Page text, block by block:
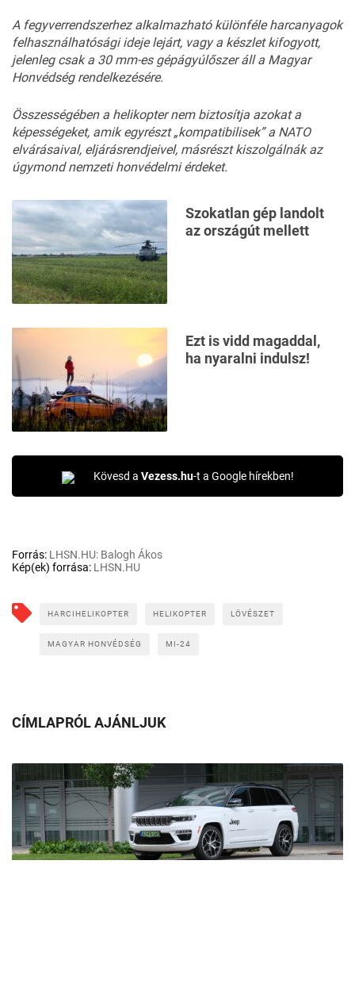
A fegyverrendszerhez alkalmazható különféle harcanyagok
felhasználhatósági ideje lejárt, vagy a készlet kifogyott,
jelenleg csak a 30 mm-es gépágyúlőszer áll a Magyar
Honvédség rendelkezésére.
Összességében a helikopter nem biztosítja azokat a
képességeket, amik egyrészt „kompatibilisek” a NATO
elvárásaival, eljárásrendjeivel, másrészt kiszolgálnák az
úgymond nemzeti honvédelmi érdeket.
Szokatlan gép landolt
az országút mellett
Ezt is vidd magaddal,
ha nyaralni indulsz!
Kövesd a Vezess.hu-t a Google hírekben!
Forrás: LHSN.HU: Balogh Ákos
Kép(ek) forrása: LHSN.HU
HARCIHELIKOPTER HELIKOPTER LÖVÉSZET
MAGYAR HONVÉDSÉG MI-24
CÍMLAPRÓL AJÁNLJUK